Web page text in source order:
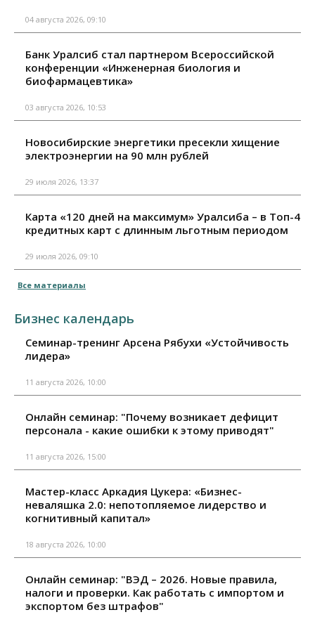
04 августа 2026, 09:10
Банк Уралсиб стал партнером Всероссийской
конференции «Инженерная биология и
биофармацевтика»
03 августа 2026, 10:53
Новосибирские энергетики пресекли хищение
электроэнергии на 90 млн рублей
29 июля 2026, 13:37
Карта «120 дней на максимум» Уралсиба – в Топ-4
кредитных карт с длинным льготным периодом
29 июля 2026, 09:10
Все материалы
Бизнес календарь
Семинар-тренинг Арсена Рябухи «Устойчивость
лидера»
11 августа 2026, 10:00
Онлайн семинар: "Почему возникает дефицит
персонала - какие ошибки к этому приводят"
11 августа 2026, 15:00
Мастер-класс Аркадия Цукера: «Бизнес-
неваляшка 2.0: непотопляемое лидерство и
когнитивный капитал»
18 августа 2026, 10:00
Онлайн семинар: "ВЭД – 2026. Новые правила,
налоги и проверки. Как работать с импортом и
экспортом без штрафов"